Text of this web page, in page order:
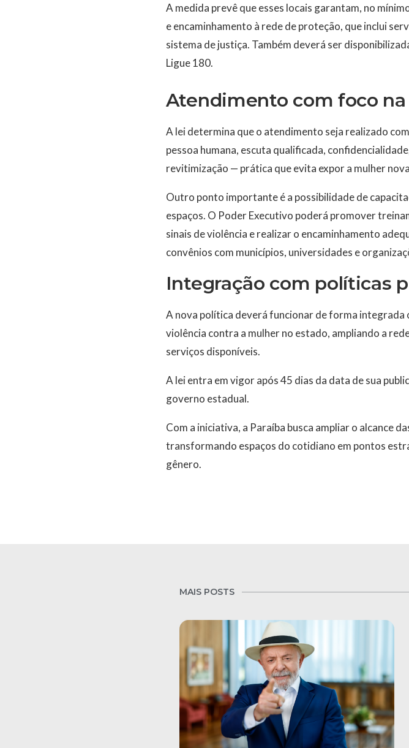
A medida prevê que esses locais garantam, no
e encaminhamento à rede de proteção, que inclui
sistema de justiça. Também deverá ser
Ligue 180.
Atendimento com foco
A lei determina que o atendimento seja realizado
pessoa humana, escuta qualificada,
revitimização — prática que evita expor a mulher
Outro ponto importante é a possibilidade de
espaços. O Poder Executivo poderá promover
sinais de violência e realizar o encaminhamento
convênios com municípios, universidades e
Integração com políticas
A nova política deverá funcionar de forma
violência contra a mulher no estado, ampliando a
serviços disponíveis.
A lei entra em vigor após 45 dias da data de sua
governo estadual.
Com a iniciativa, a Paraíba busca ampliar o alcance
transformando espaços do cotidiano em pontos
gênero.
MAIS POSTS